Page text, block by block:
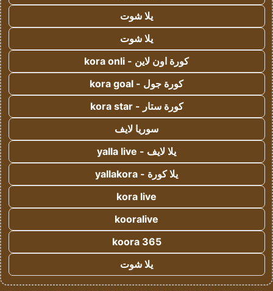
يلا شوت
يلا شوت
كورة اون لاين - kora onli
كورة جول - kora goal
كورة ستار - kora star
سوريا لايف
يلا لايف - yalla live
يلا كورة - yallakora
kora live
kooralive
koora 365
يلا شوت